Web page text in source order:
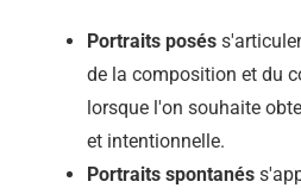
Portraits posés
de la composition et du
lorsque l'on souhaite
et intentionnelle.
Portraits spontanés